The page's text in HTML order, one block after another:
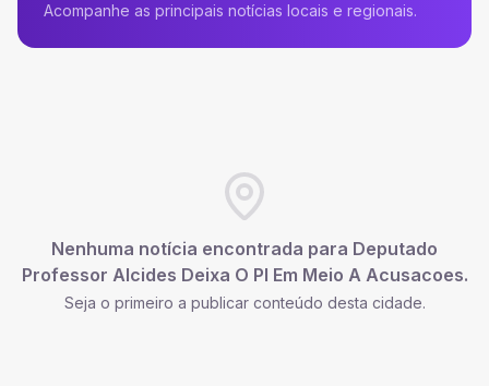
Acompanhe as principais notícias locais e regionais.
Nenhuma notícia encontrada para Deputado
Professor Alcides Deixa O Pl Em Meio A Acusacoes.
Seja o primeiro a publicar conteúdo desta cidade.